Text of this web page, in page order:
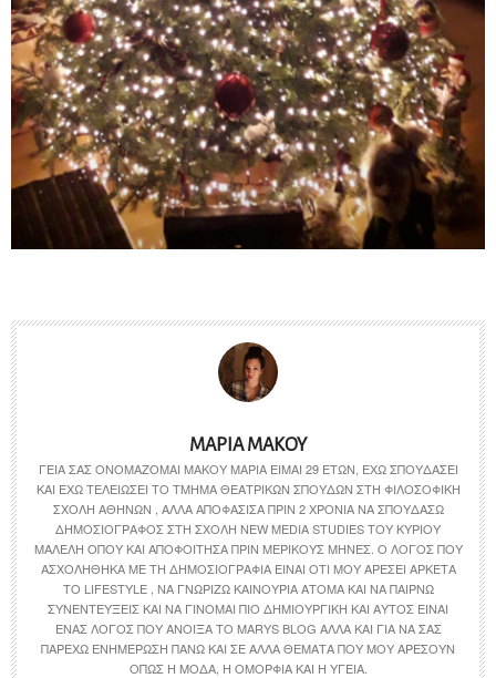
ΜΑΡΊΑ ΜΆΚΟΥ
ΓΕΙΑ ΣΑΣ ΟΝΟΜΆΖΟΜΑΙ ΜΆΚΟΥ ΜΑΡΊΑ ΕΊΜΑΙ 29 ΕΤΏΝ, ΈΧΩ ΣΠΟΥΔΆΣΕΙ
ΚΑΙ ΈΧΩ ΤΕΛΕΙΏΣΕΙ ΤΟ ΤΜΉΜΑ ΘΕΑΤΡΙΚΏΝ ΣΠΟΥΔΏΝ ΣΤΗ ΦΙΛΟΣΟΦΙΚΉ
ΣΧΟΛΉ ΑΘΗΝΏΝ , ΑΛΛΆ ΑΠΟΦΆΣΙΣΑ ΠΡΙΝ 2 ΧΡΌΝΙΑ ΝΑ ΣΠΟΥΔΆΣΩ
ΔΗΜΟΣΙΟΓΡΆΦΟΣ ΣΤΗ ΣΧΟΛΉ NEW MEDIA STUDIES ΤΟΥ ΚΎΡΙΟΥ
ΜΑΛΈΛΗ ΌΠΟΥ ΚΑΙ ΑΠΟΦΟΊΤΗΣΑ ΠΡΙΝ ΜΕΡΙΚΟΎΣ ΜΉΝΕΣ. Ο ΛΌΓΟΣ ΠΟΥ
ΑΣΧΟΛΉΘΗΚΑ ΜΕ ΤΗ ΔΗΜΟΣΙΟΓΡΑΦΊΑ ΕΊΝΑΙ ΌΤΙ ΜΟΥ ΑΡΈΣΕΙ ΑΡΚΕΤΆ
ΤΟ LIFESTYLE , ΝΑ ΓΝΩΡΊΖΩ ΚΑΙΝΟΎΡΙΑ ΆΤΟΜΑ ΚΑΙ ΝΑ ΠΑΊΡΝΩ
ΣΥΝΕΝΤΕΎΞΕΙΣ ΚΑΙ ΝΑ ΓΊΝΟΜΑΙ ΠΙΟ ΔΗΜΙΟΥΡΓΙΚΉ ΚΑΙ ΑΥΤΌΣ ΕΊΝΑΙ
ΈΝΑΣ ΛΌΓΟΣ ΠΟΥ ΆΝΟΙΞΑ ΤΟ MARYS BLOG ΑΛΛΆ ΚΑΙ ΓΙΑ ΝΑ ΣΑΣ
ΠΑΡΈΧΩ ΕΝΗΜΈΡΩΣΗ ΠΆΝΩ ΚΑΙ ΣΕ ΆΛΛΑ ΘΈΜΑΤΑ ΠΟΥ ΜΟΥ ΑΡΈΣΟΥΝ
ΌΠΩΣ Η ΜΌΔΑ, Η ΟΜΟΡΦΙΆ ΚΑΙ Η ΥΓΕΊΑ.